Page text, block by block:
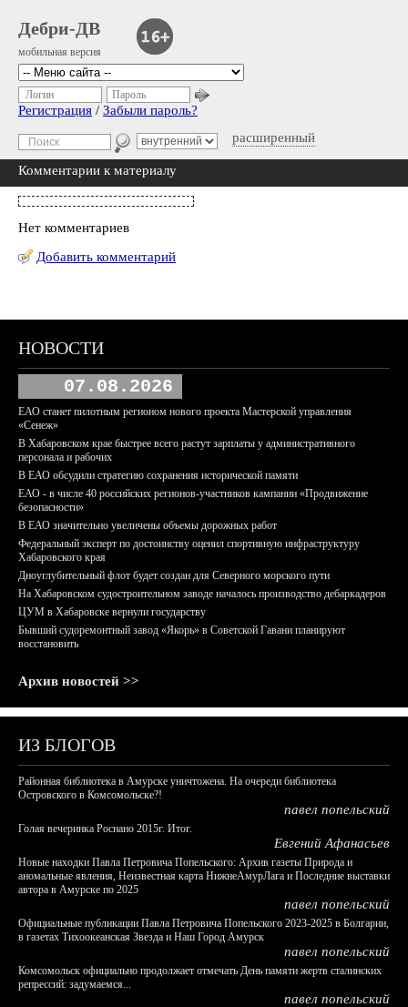
Дебри-ДВ
мобильная версия
расширенный
Логин Пароль
Регистрация / Забыли пароль?
Комментарии к материалу
Нет комментариев
Добавить комментарий
НОВОСТИ
07.08.2026
ЕАО станет пилотным регионом нового проекта Мастерской управления
«Сенеж»
В Хабаровском крае быстрее всего растут зарплаты у административного
персонала и рабочих
В ЕАО обсудили стратегию сохранения исторической памяти
ЕАО - в числе 40 российских регионов-участников кампании «Продвижение
безопасности»
В ЕАО значительно увеличены объемы дорожных работ
Федеральный эксперт по достоинству оценил спортивную инфраструктуру
Хабаровского края
Дноуглубительный флот будет создан для Северного морского пути
На Хабаровском судостроительном заводе началось производство дебаркадеров
ЦУМ в Хабаровске вернули государству
Бывший судоремонтный завод «Якорь» в Советской Гавани планируют
восстановить
Архив новостей >>
ИЗ БЛОГОВ
Районная библиотека в Амурске уничтожена. На очереди библиотека
Островского в Комсомольске?!
павел попельский
Голая вечеринка Роснано 2015г. Итог.
Евгений Афанасьев
Новые находки Павла Петровича Попельского: Архив газеты Природа и
аномальные явления, Неизвестная карта НижнеАмурЛага и Последние выставки
автора в Амурске по 2025
павел попельский
Официальные публикации Павла Петровича Попельского 2023-2025 в Болгарии,
в газетах Тихоокеанская Звезда и Наш Город Амурск
павел попельский
Комсомольск официально продолжает отмечать День памяти жертв сталинских
репрессий: задумаемся...
павел попельский